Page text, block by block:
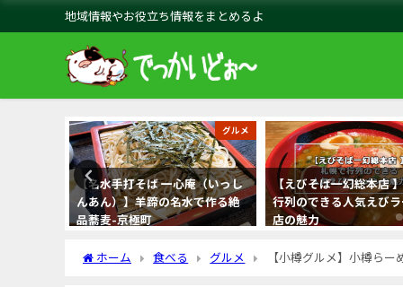
地域情報やお役立ち情報をまとめるよ
グルメ
【名水手打そば 一心庵（いっし
んあん）】羊蹄の名水で作る絶
品蕎麦-京極町
【えびそば一幻総本店
行列のできる人気えび
店の魅力
ホーム 食べる グルメ 【小樽グルメ】小樽ら